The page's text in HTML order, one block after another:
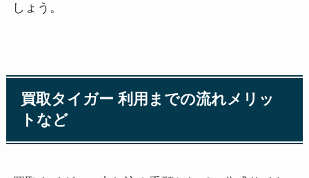
しょう。
買取タイガー 利用までの流れメリッ
トなど